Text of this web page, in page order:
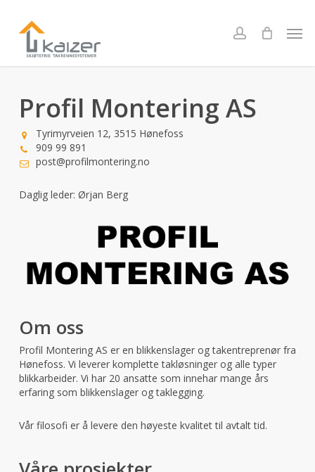
main
content
account
Profil Montering AS
Tyrimyrveien 12, 3515 Hønefoss
909 99 891
post@profilmontering.no
Daglig leder: Ørjan Berg
Om oss
Profil Montering AS er en blikkenslager og takentreprenør fra
Hønefoss. Vi leverer komplette takløsninger og alle typer
blikkarbeider. Vi har 20 ansatte som innehar mange års
erfaring som blikkenslager og taklegging.
Vår filosofi er å levere den høyeste kvalitet til avtalt tid.